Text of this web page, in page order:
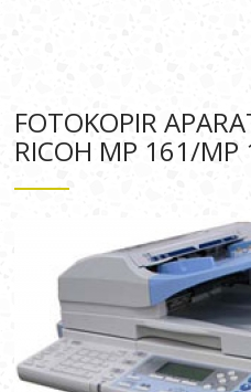
FOTOKOPIR
RICOH MP 161/MP